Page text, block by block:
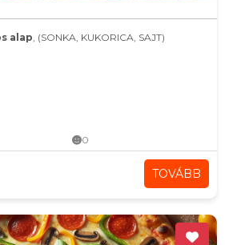
alap, (SONKA, KUKORICA, SAJT)
0
TOVÁBB